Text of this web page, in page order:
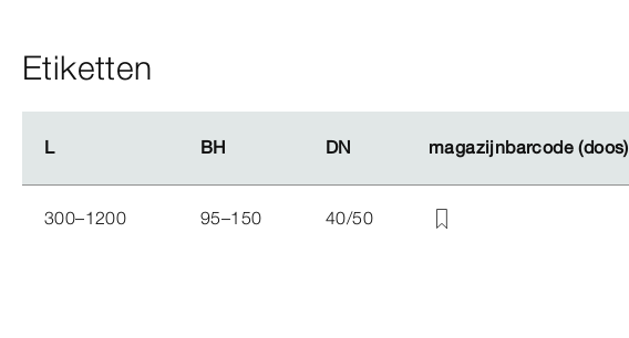
Etiketten
L BH DN magazijnbarcode (doos)
L BH DN magazijnbarcode (doos)
300–1200 95–150 40/50